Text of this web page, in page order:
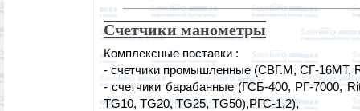
Счетчики манометры
Комплексные поставки :
- cчетчики промышленные (СВГ.М, СГ-16МТ,
- счетчики барабанные (ГСБ-400, РГ-7000,
TG10, TG20, TG25, TG50),РГС-1,2),